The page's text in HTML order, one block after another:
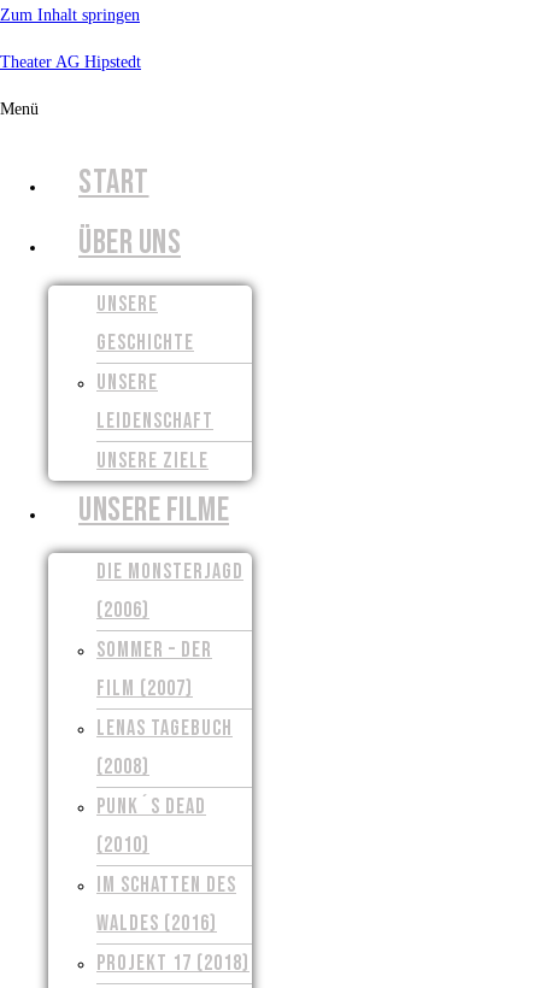
Zum Inhalt springen
Theater AG Hipstedt
Menü
START
ÜBER UNS
UNSERE
GESCHICHTE
UNSERE
LEIDENSCHAFT
UNSERE ZIELE
UNSERE FILME
DIE MONSTERJAGD
(2006)
SOMMER – DER
FILM (2007)
LENAS TAGEBUCH
(2008)
PUNK´S DEAD
(2010)
IM SCHATTEN DES
WALDES (2016)
PROJEKT 17 (2018)